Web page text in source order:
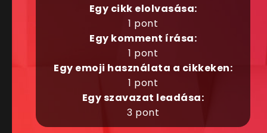
Egy cikk elolvasása:
1 pont
Egy komment írása:
1 pont
Egy emoji használata a cikkeken:
1 pont
Egy szavazat leadása:
3 pont